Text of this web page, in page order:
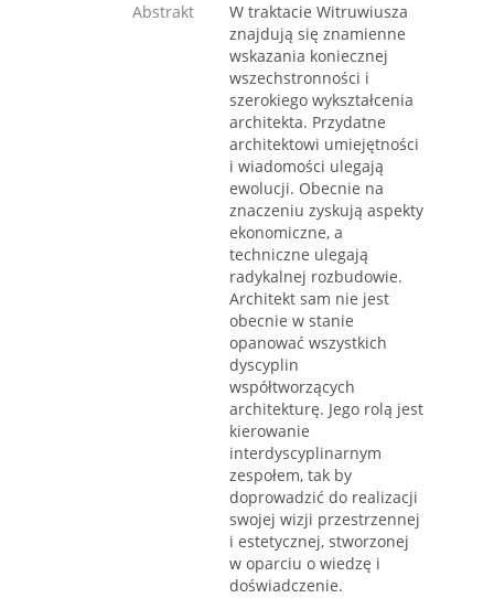
Abstrakt
W traktacie Witruwiusza
znajdują się znamienne
wskazania koniecznej
wszechstronności i
szerokiego wykształcenia
architekta. Przydatne
architektowi umiejętności
i wiadomości ulegają
ewolucji. Obecnie na
znaczeniu zyskują aspekty
ekonomiczne, a
techniczne ulegają
radykalnej rozbudowie.
Architekt sam nie jest
obecnie w stanie
opanować wszystkich
dyscyplin
współtworzących
architekturę. Jego rolą jest
kierowanie
interdyscyplinarnym
zespołem, tak by
doprowadzić do realizacji
swojej wizji przestrzennej
i estetycznej, stworzonej
w oparciu o wiedzę i
doświadczenie.